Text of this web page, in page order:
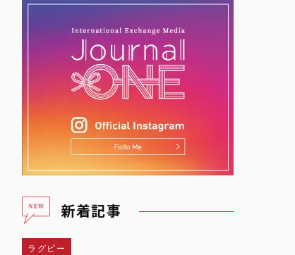
新着記事
ラグビー